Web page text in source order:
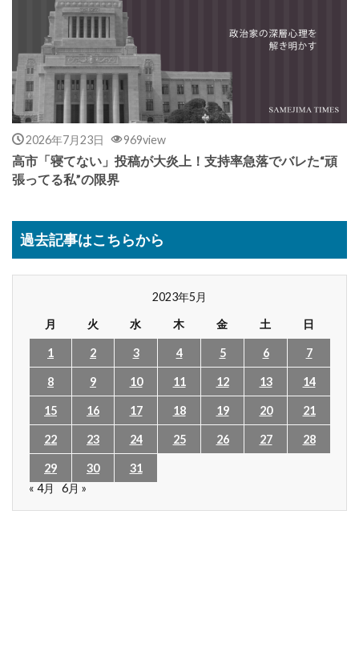
2026年7月23日 969view
高市「寝てない」投稿が大炎上！支持率急落でバレた“頑
張ってる私”の限界
過去記事はこちらから
2023年5月
月
火 水 木 金 土 日
1 2 3 4 5 6 7
8 9 10 11 12 13 14
15 16 17 18 19 20 21
22 23 24 25 26 27 28
29 30
31
« 4月
6月 »